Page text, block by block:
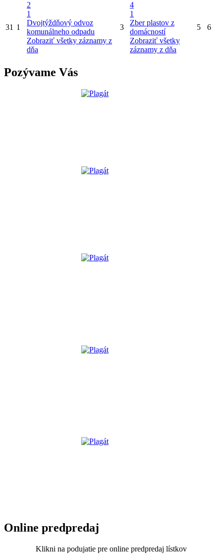
31 1
2
1
Dvojtýždňový odvoz
komunálneho odpadu
Zobraziť všetky záznamy z
dňa
3
4
1
Zber plastov z
domácností
Zobraziť všetky
záznamy z dňa
5 6
Pozývame Vás
Online predpredaj
Klikni na podujatie pre online predpredaj lístkov